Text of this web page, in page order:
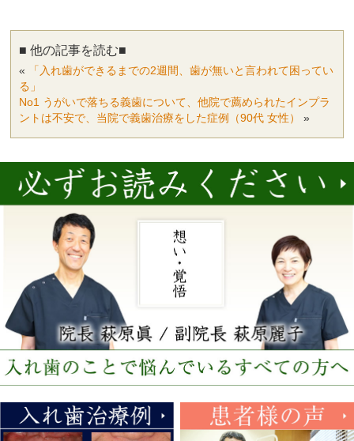
■ 他の記事を読む■
«
「入れ歯ができるまでの2週間、歯が無いと言われて困ってい
る」
No1 うがいで落ちる義歯について、他院で薦められたインプラ
ントは不安で、当院で義歯治療をした症例（90代 女性）
»